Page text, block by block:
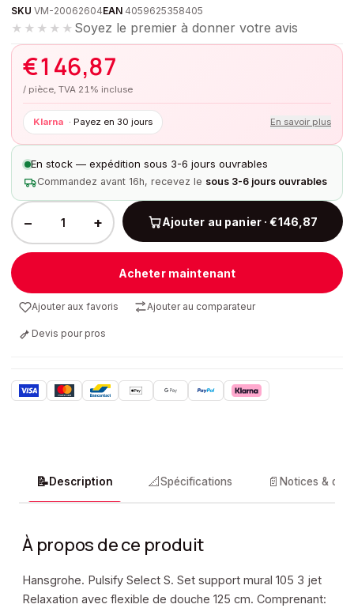
SKU VM-20062604EAN 4059625358405
★★★★★ Soyez le premier à donner votre avis
€146,87
/ pièce, TVA 21% incluse
Klarna · Payez en 30 jours En savoir plus
En stock — expédition sous 3-6 jours ouvrables
Commandez avant 16h, recevez le sous 3-6 jours ouvrables
− + Ajouter au panier · €146,87
Acheter maintenant
Ajouter aux favoris Ajouter au comparateur
Devis pour pros
📝Description 📐Spécifications 📄 Notices &
À propos de ce produit
Hansgrohe. Pulsify Select S. Set support mural 105 3 jet
Relaxation avec flexible de douche 125 cm. Comprenant: